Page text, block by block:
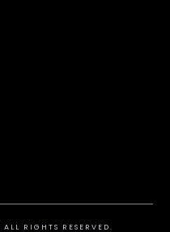
ALL RIGHTS RESERVED.